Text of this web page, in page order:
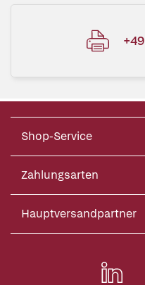
Shop-Service
Zahlungsarten
Hauptversandpartner